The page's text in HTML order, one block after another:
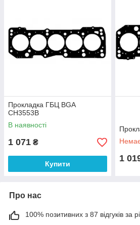
Прокладка ГБЦ BGA
CH3553B
В наявності
1 071 ₴
Купити
1
Про нас
100% позитивних з 87 відгуків за